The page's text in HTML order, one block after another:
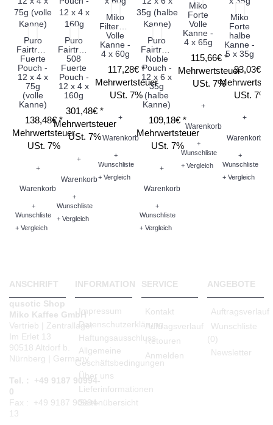
Puro
Fairtrade
Fuerte
Pouch -
12 x 4 x
75g
(volle
Kanne)
138,48€ *
Mehrwertsteuer
USt. 7%
+
Warenkorb
+
Wunschliste
+ Vergleich
Puro
Fairtrade
508
Fuerte
Pouch -
12 x 4 x
160g
301,48€ *
Mehrwertsteuer
USt. 7%
+
Warenkorb
+
Wunschliste
+ Vergleich
Miko
Filterbeutel
Volle
Kanne -
4 x 60g
117,28€ *
Mehrwertsteuer
USt. 7%
+
Warenkorb
+
Wunschliste
+ Vergleich
Puro
Fairtrade
Noble
Pouch -
12 x 6 x
35g
(halbe
Kanne)
109,18€ *
Mehrwertsteuer
USt. 7%
+
Warenkorb
+
Wunschliste
+ Vergleich
Miko
Forte
Volle
Kanne -
4 x 65g
115,66€ *
Mehrwertsteuer
USt. 7%
+
Warenkorb
+
Wunschliste
+ Vergleich
Miko
Forte
halbe
Kanne -
5 x 35g
93,03€ *
USt. 7%
+
Warenkorb
+
Wunschliste
+ Vergleich
ANSCHRIFT
qusotic Shop
Miko Kaffee GmbH
Vertrieb | Zentrallager
Im Erlet 13
90518 Altdorf b.
Nürnberg | Germany
Tel. : +49 9187 90994-
0
Fax : +49 9187 90994-
13
INFORMATION
Impressum
Datenschutzerklärung
Haftungsausschluss
Allgemeine
Geschäftsbedingungen
Über uns
Lieferinformationen
Seitenübersicht
SERVICE
Kontakt
Auftragsverlauf
Retouren
Anmelden
ANGEBOTE
Auftragsverlauf
Wunschliste
(0)
Newsletter